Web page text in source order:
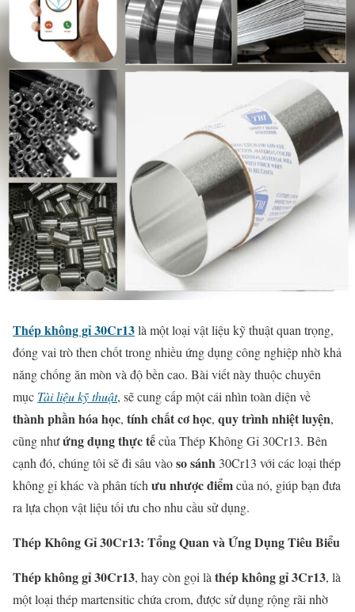
Thép không gỉ 30Cr13là một loại vật liệu kỹ thuật quan trọng,
đóng vai trò then chốt trong nhiều ứng dụng công nghiệp nhờ khả
năng chống ăn mòn và độ bền cao. Bài viết này thuộc chuyên
mục Tài liệu kỹ thuật, sẽ cung cấp một cái nhìn toàn diện về
thành phần hóa học, tính chất cơ học, quy trình nhiệt luyện,
cũng nhưứng dụng thực tếcủa Thép Không Gỉ 30Cr13. Bên
cạnh đó, chúng tôi sẽ đi sâu vàoso sánh 30Cr13 với các loại thép
không gỉ khác và phân tích ưu nhược điểmcủa nó, giúp bạn đưa
ra lựa chọn vật liệu tối ưu cho nhu cầu sử dụng.
Thép Không Gỉ 30Cr13: Tổng Quan và Ứng Dụng Tiêu Biểu
Thép không gỉ 30Cr13, hay còn gọi là thép không gỉ 3Cr13, là
một loại thép martensitic chứa crom, được sử dụng rộng rãi nhờ